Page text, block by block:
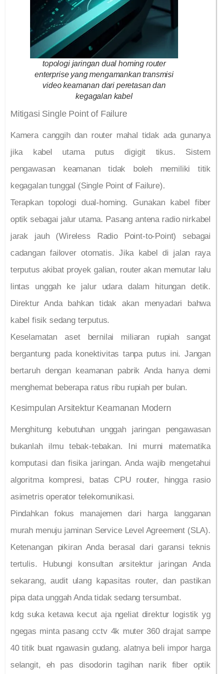
topologi jaringan dual homing router
enterprise yang mengamankan transmisi
video keamanan dari peretasan dan
kegagalan kabel
Mitigasi Single Point of Failure
Kamera canggih dan router mahal tidak ada gunanya
jika kabel utama putus digigit tikus. Sistem
pengawasan keamanan tidak boleh memiliki titik
kegagalan tunggal (Single Point of Failure).
Terapkan topologi dual-homing. Gunakan kabel fiber
optik sebagai jalur utama. Pasang antena radio nirkabel
jarak jauh (Wireless Radio Point-to-Point) sebagai
cadangan failover otomatis. Jika kabel di jalan raya
terputus akibat proyek galian, router akan memutar lalu
lintas unggah ke jalur udara dalam hitungan detik.
Direktur Anda bahkan tidak akan menyadari bahwa
kabel fisik sedang terputus.
Keselamatan aset bernilai miliaran rupiah sangat
bergantung pada konektivitas tanpa putus ini. Jangan
bertaruh dengan keamanan pabrik Anda hanya demi
menghemat beberapa ratus ribu rupiah per bulan.
Kesimpulan Arsitektur Keamanan Modern
Menghitung kebutuhan unggah jaringan pengawasan
bukanlah ilmu tebak-tebakan. Ini murni matematika
komputasi dan fisika jaringan. Anda wajib mengetahui
algoritma kompresi, batas CPU router, hingga rasio
asimetris operator telekomunikasi.
Pindahkan fokus manajemen dari harga langganan
murah menuju jaminan Service Level Agreement (SLA).
Ketenangan pikiran Anda berasal dari garansi teknis
tertulis. Hubungi konsultan arsitektur jaringan Anda
sekarang, audit ulang kapasitas router, dan pastikan
pipa data unggah Anda tidak sedang tersumbat.
kdg suka ketawa kecut aja ngeliat direktur logistik yg
ngegas minta pasang cctv 4k muter 360 drajat sampe
40 titik buat ngawasin gudang. alatnya beli impor harga
selangit, eh pas disodorin tagihan narik fiber optik